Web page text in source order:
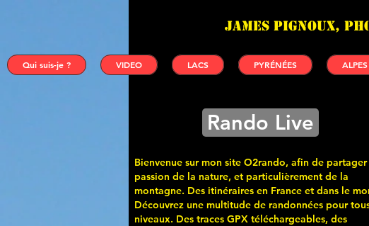
James PIGNOUX,
Qui suis-je ? VIDEO LACS PYRÉNÉES ALPES
Rando Live
Bienvenue sur mon site O2rando, afin de partager
passion de la nature, et particulièrement de la
montagne. Des itinéraires en France et dans le
Découvrez une multitude de randonnées pour
niveaux. Des traces GPX téléchargeables, des